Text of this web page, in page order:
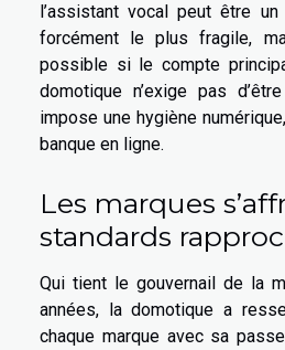
l’assistant vocal peut être
forcément le plus fragile,
possible si le compte
domotique n’exige pas
impose une hygiène
banque en ligne.
Les marques
standards
Qui tient le gouvernail de la
années, la domotique a
chaque marque avec sa